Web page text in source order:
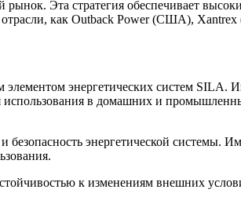
Эта стратегия обеспечивает
отрасли, как Outback Power (США),
энергетических систем SILA.
использования в домашних и
энергетической системы.
к изменениям внешних